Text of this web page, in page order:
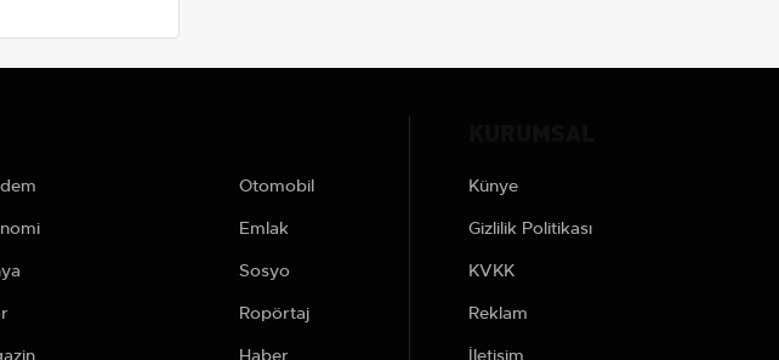
Otomobil
Emlak
Sosyo
Ropörtaj
Künye
Gizlilik Politikası
KVKK
Reklam